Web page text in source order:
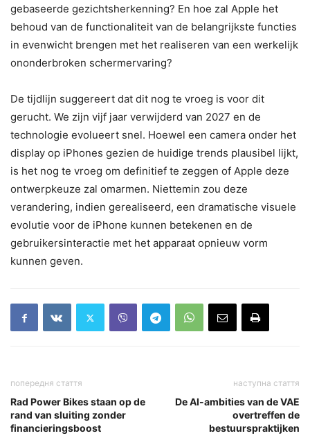
gebaseerde gezichtsherkenning? En hoe zal Apple het
behoud van de functionaliteit van de belangrijkste functies
in evenwicht brengen met het realiseren van een werkelijk
ononderbroken schermervaring?
De tijdlijn suggereert dat dit nog te vroeg is voor dit
gerucht. We zijn vijf jaar verwijderd van 2027 en de
technologie evolueert snel. Hoewel een camera onder het
display op iPhones gezien de huidige trends plausibel lijkt,
is het nog te vroeg om definitief te zeggen of Apple deze
ontwerpkeuze zal omarmen. Niettemin zou deze
verandering, indien gerealiseerd, een dramatische visuele
evolutie voor de iPhone kunnen betekenen en de
gebruikersinteractie met het apparaat opnieuw vorm
kunnen geven.
попередня стаття
Rad Power Bikes staan op de
rand van sluiting zonder
financieringsboost
наступна стаття
De AI-ambities van de VAE
overtreffen de
bestuurspraktijken